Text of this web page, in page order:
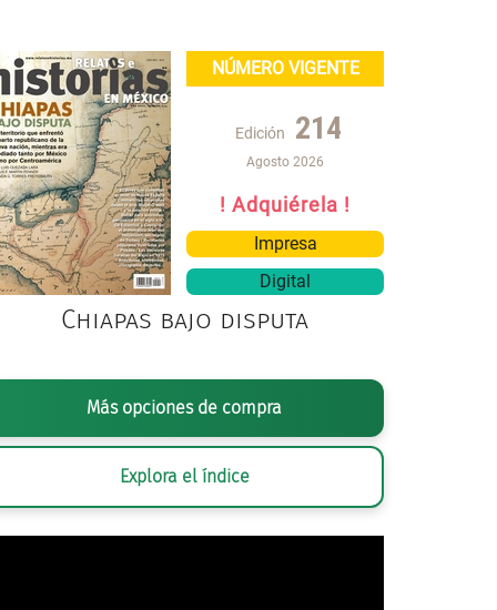
ANÓNIMA,AUTOMÓVILES VOLKSWAGEN USADOS DURANTE LAS
SECRETARÍA DE CULTURA. INAH.SINAFO.FN.MX
NÚMERO VIGENTE
Edición 214
Agosto 2026
! Adquiérela !
Impresa
Digital
Chiapas bajo disputa
Más opciones de compra
Explora el índice